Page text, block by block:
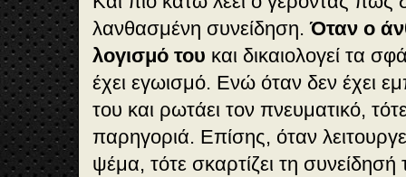
λανθασμένη συνείδηση.Όταν ο
λογισμό του και δικαιολογεί τα
έχει εγωισμό. Ενώ όταν δεν έχει
του και ρωτάει τον πνευματικό,
παρηγοριά. Επίσης, όταν
ψέμα, τότε σκαρτίζει τη συνείδησή